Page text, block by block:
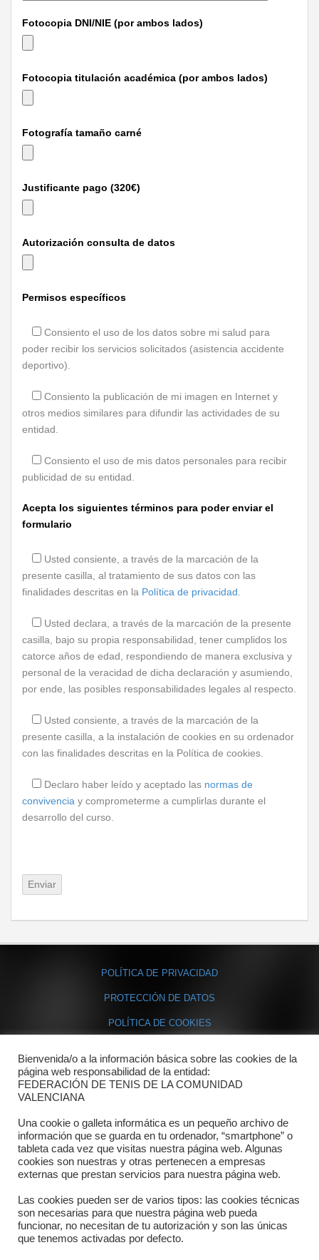
Fotocopia DNI/NIE (por ambos lados)
Fotocopia titulación académica (por ambos lados)
Fotografía tamaño carné
Justificante pago (320€)
Autorización consulta de datos
Permisos específicos
Consiento el uso de los datos sobre mi salud para
poder recibir los servicios solicitados (asistencia accidente
deportivo).
Consiento la publicación de mi imagen en Internet y
otros medios similares para difundir las actividades de su
entidad.
Consiento el uso de mis datos personales para recibir
publicidad de su entidad.
Acepta los siguientes términos para poder enviar el
formulario
Usted consiente, a través de la marcación de la
presente casilla, al tratamiento de sus datos con las
finalidades descritas en la Política de privacidad
Usted declara, a través de la marcación de la presente
casilla, bajo su propia responsabilidad, tener cumplidos los
catorce años de edad, respondiendo de manera exclusiva y
personal de la veracidad de dicha declaración y asumiendo,
por ende, las posibles responsabilidades legales al respecto.
Usted consiente, a través de la marcación de la
presente casilla, a la instalación de cookies en su ordenador
con las finalidades descritas en la Política de cookies.
Declaro haber leído y aceptado las normas de
convivencia y comprometerme a cumplirlas durante el
desarrollo del curso.
POLÍTICA DE PRIVACIDAD
PROTECCIÓN DE DATOS
POLÍTICA DE COOKIES
Contacto
Dónde estamos
Directorio departamentos
Horario
Formulario de contacto
Bienvenida/o a la información básica sobre las cookies de la
página web responsabilidad de la entidad:
FEDERACIÓN DE TENIS DE LA COMUNIDAD
VALENCIANA
Una cookie o galleta informática es un pequeño archivo de
información que se guarda en tu ordenador, “smartphone” o
tableta cada vez que visitas nuestra página web. Algunas
cookies son nuestras y otras pertenecen a empresas
externas que prestan servicios para nuestra página web.
Las cookies pueden ser de varios tipos: las cookies técnicas
son necesarias para que nuestra página web pueda
funcionar, no necesitan de tu autorización y son las únicas
que tenemos activadas por defecto.